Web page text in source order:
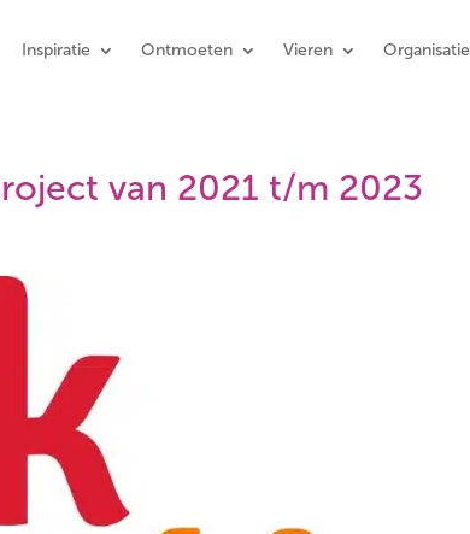
Inspiratie Ontmoeten Vieren Organisatie
van 2021 t/m 2023